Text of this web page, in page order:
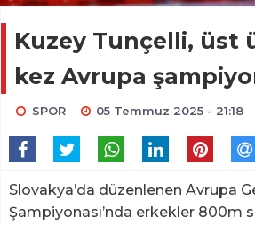
Kuzey Tunçelli, üst
kez Avrupa
SPOR 05 Temmuz 2025 - 21:18
Slovakya’da düzenlenen Avrupa
Şampiyonası’nda erkekler 800m